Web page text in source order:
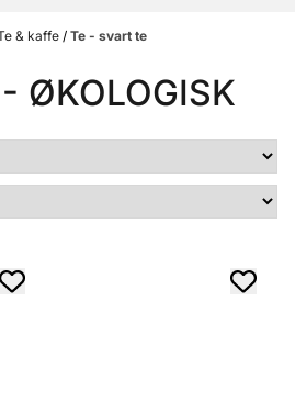
& kaffe/ Te - svart te
ØKOLOGISK